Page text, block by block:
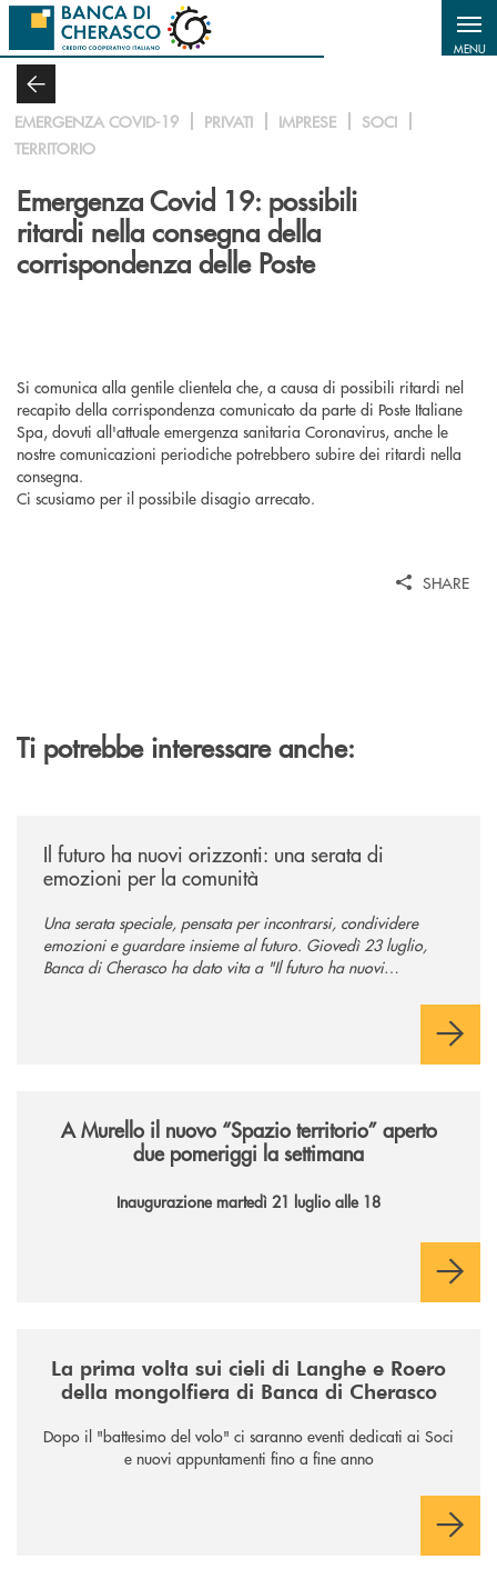
Salta al contenuto principale
MENU
EMERGENZA COVID-19 PRIVATI IMPRESE
SOCI
TERRITORIO
Emergenza Covid 19: possibili
ritardi nella consegna della
corrispondenza delle Poste
Si comunica alla gentile clientela che, a causa di possibili ritardi nel
recapito della corrispondenza comunicato da parte di Poste Italiane
Spa, dovuti all'attuale emergenza sanitaria Coronavirus, anche le
nostre comunicazioni periodiche potrebbero subire dei ritardi nella
consegna.
Ci scusiamo per il possibile disagio arrecato.
SHARE
Ti potrebbe interessare anche:
Il futuro ha nuovi orizzonti: una serata di
emozioni per la comunità
Una serata speciale, pensata per incontrarsi, condividere
emozioni e guardare insieme al futuro. Giovedì 23 luglio,
Banca di Cherasco ha dato vita a "Il futuro ha nuovi
A Murello il nuovo “Spazio territorio” aperto
due pomeriggi la settimana
Inaugurazione martedì 21 luglio alle 18
La prima volta sui cieli di Langhe e Roero
della mongolfiera di Banca di Cherasco
Dopo il "battesimo del volo" ci saranno eventi dedicati ai Soci
e nuovi appuntamenti fino a fine anno